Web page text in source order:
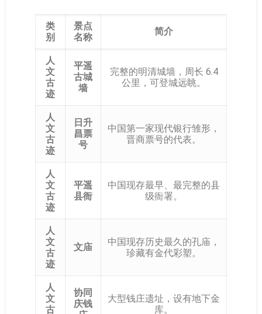
类
别
景点
名称
简介
人
文
古
迹
平遥
古城
墙
完整的明清城墙，周长 6.4
公里，可登城远眺。
人
文
古
迹
日升
昌票
号
中国第一家现代银行雏形，
晋商票号的代表。
人
文
古
迹
平遥
县衙
中国现存最早、最完整的县
级衙署。
人
文
古
迹
文庙
中国现存历史最久的孔庙，
珍藏有金代彩塑。
人
文
古
协同
庆钱
大型钱庄遗址，设有地下金
库。